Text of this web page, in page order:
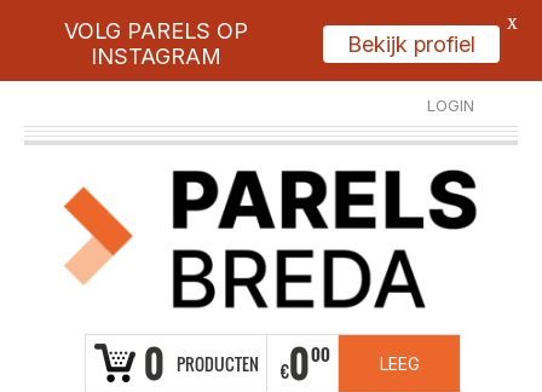
LOGIN
REGISTREER
0 PRODUCTEN €000 LEEG
VOLG PARELS OP
INSTAGRAM
Bekijk profiel
X